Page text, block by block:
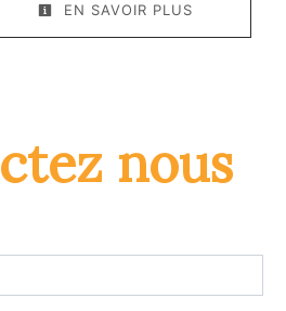
EN SAVOIR PLUS
nous